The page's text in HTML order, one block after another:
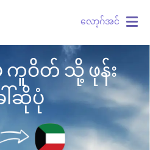
လော့ဂ်အင်
ကူဝိတ် သို့ ဖုန်း
ါ်ဆိုပုံ